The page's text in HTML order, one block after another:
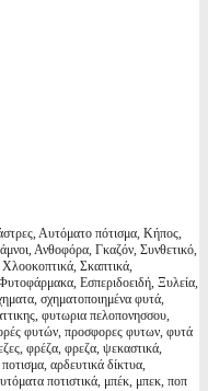
Αυτόματο πότισμα, Κήπος,
Ανθοφόρα, Γκαζόν, Συνθετικό,
Σκαπτικά,
Εσπεριδοειδή, Ξυλεία,
σχηματοποιημένα φυτά,
φυτωρια πελοπονησσου,
φυτών, προσφορες φυτων, φυτά
φρέζα, φρεζα, ψεκαστικά,
αρδευτικά δίκτυα,
ποτιστικά, μπέκ, μπεκ, ποπ